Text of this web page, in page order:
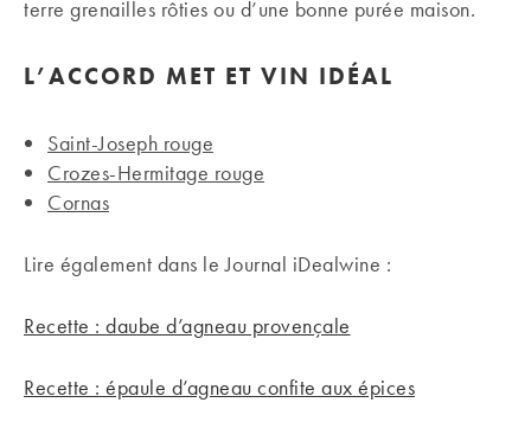
terre grenailles rôties ou d’une bonne purée maison.
L’ACCORD MET ET VIN IDÉAL
Saint-Joseph rouge
Crozes-Hermitage rouge
Cornas
Lire également dans le Journal iDealwine :
Recette : daube d’agneau provençale
Recette : épaule d’agneau confite aux épices